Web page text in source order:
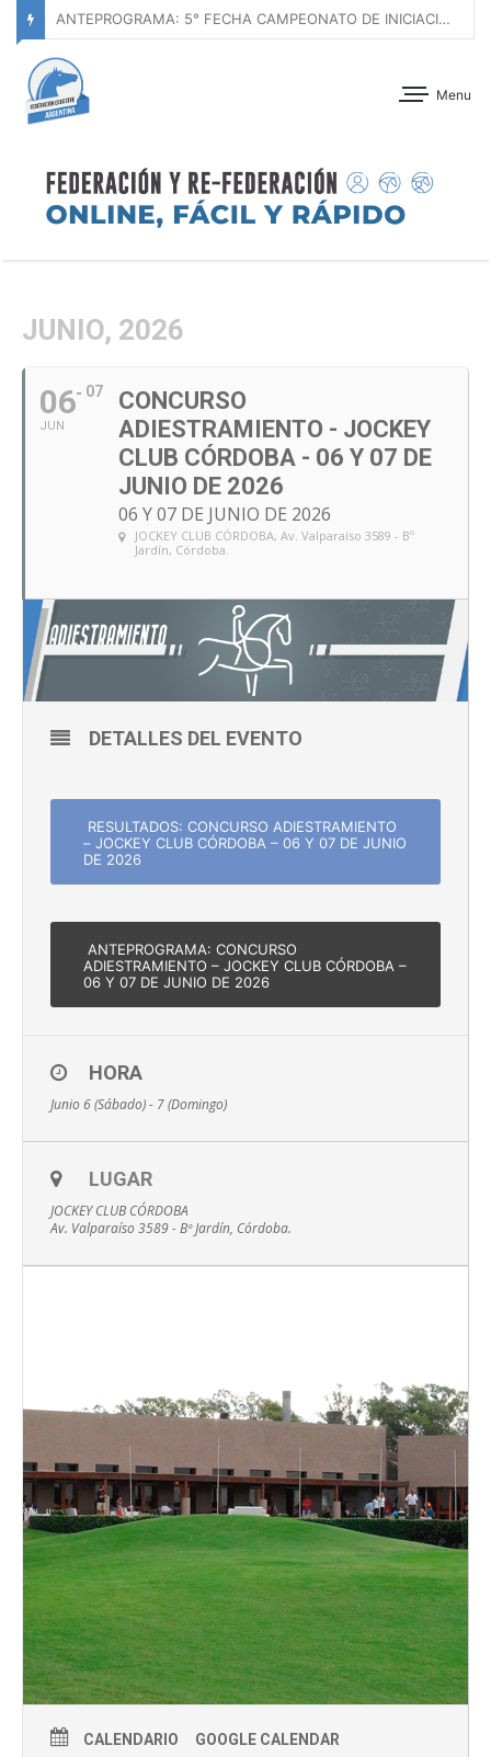
ANTEPROGRAMA: CONCURSO DE ADIESTRAMIENTO – JOCKEY CLUB CÓRDOBA – 29 Y 30 DE AGOSTO DE 2026
Menu
JUNIO, 2026
06
JUN
07
CONCURSO
ADIESTRAMIENTO - JOCKEY
CLUB CÓRDOBA - 06 Y 07 DE
JUNIO DE 2026
06 Y 07 DE JUNIO DE 2026
JOCKEY CLUB CÓRDOBA, Av. Valparaíso 3589 - Bº
Jardín, Córdoba.
DETALLES DEL EVENTO
RESULTADOS: CONCURSO ADIESTRAMIENTO
– JOCKEY CLUB CÓRDOBA – 06 Y 07 DE JUNIO
DE 2026
ANTEPROGRAMA: CONCURSO
ADIESTRAMIENTO – JOCKEY CLUB CÓRDOBA –
06 Y 07 DE JUNIO DE 2026
HORA
Junio 6 (Sábado) - 7 (Domingo)
LUGAR
JOCKEY CLUB CÓRDOBA
Av. Valparaíso 3589 - Bº Jardín, Córdoba.
CALENDARIO GOOGLE CALENDAR